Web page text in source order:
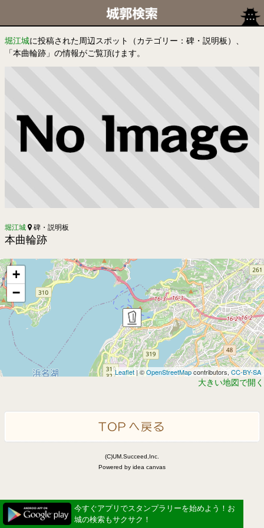
堀江城に投稿された周辺スポット（カテゴリー：碑・説明板）、
「本曲輪跡」の情報がご覧頂けます。
堀江城 碑・説明板
本曲輪跡
+
−
Leaflet | ©OpenStreetMapcontributors, CC-BY-SA
大きい地図で開く
(C)UM.Succeed,Inc.
Powered by idea canvas
今すぐアプリでスタンプラリーを始めよう！お
城の検索もサクサク！